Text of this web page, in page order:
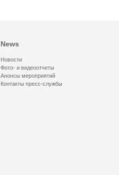
News
Новости
Фото- и видеоотчеты
Анонсы мероприятий
Контакты пресс-службы